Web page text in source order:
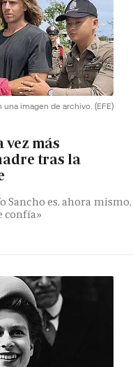
una imagen de archivo. (EFE)
vez más
tras la
Sancho es, ahora mismo,
confía»